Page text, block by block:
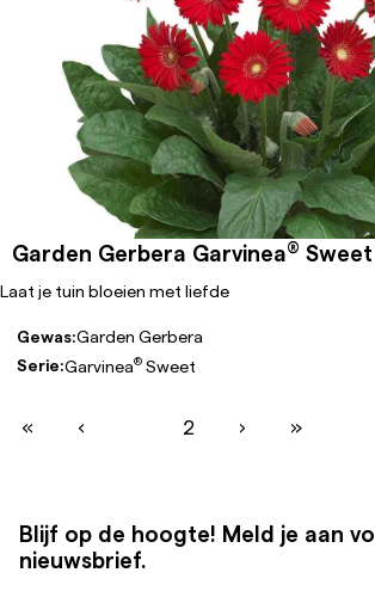
Garden Gerbera Garvinea®
Laat je tuin bloeien met liefde
Gewas:Garden Gerbera
Serie:Garvinea® Sweet
« ‹ 2 › »
Blijf op de hoogte! Meld je aan
nieuwsbrief.